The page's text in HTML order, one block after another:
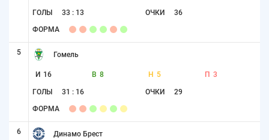
ГОЛЫ 33 : 13 ОЧКИ 36
ФОРМА
5 Гомель
И 16 В 8 Н 5 П 3
ГОЛЫ 31 : 16 ОЧКИ 29
ФОРМА
6 Динамо Брест